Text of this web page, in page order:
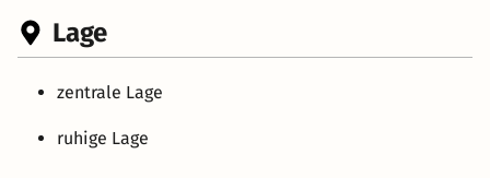
Lage
zentrale Lage
ruhige Lage